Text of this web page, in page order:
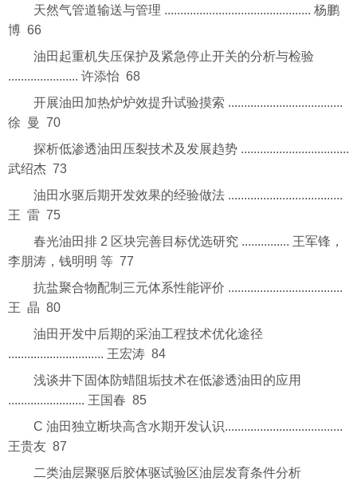
天然气管道输送与管理 .............................................. 杨鹏
博 66
油田起重机失压保护及紧急停止开关的分析与检验
...................... 许添怡 68
开展油田加热炉炉效提升试验摸索 ....................................
徐 曼 70
探析低渗透油田压裂技术及发展趋势 ..................................
武绍杰 73
油田水驱后期开发效果的经验做法 ....................................
王 雷 75
春光油田排 2 区块完善目标优选研究 ............... 王军锋，
李朋涛，钱明明 等 77
抗盐聚合物配制三元体系性能评价 ....................................
王 晶 80
油田开发中后期的采油工程技术优化途径
.............................. 王宏涛 84
浅谈井下固体防蜡阻垢技术在低渗透油田的应用
........................ 王国春 85
C 油田独立断块高含水期开发认识.....................................
王贵友 87
二类油层聚驱后胶体驱试验区油层发育条件分析